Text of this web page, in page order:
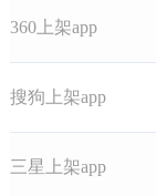
360上架app
搜狗上架app
三星上架app